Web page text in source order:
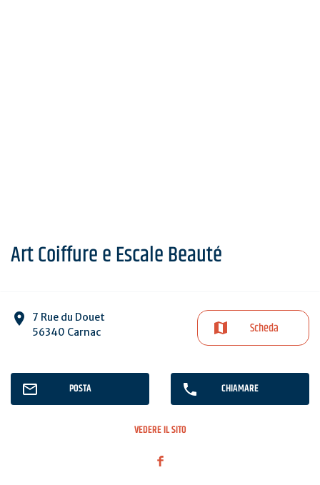
Art Coiffure e Escale Beauté
7 Rue du Douet
56340 Carnac
Scheda
POSTA CHIAMARE
VEDERE IL SITO